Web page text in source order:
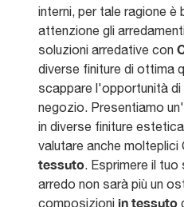
interni, per tale ragione è
attenzione gli
soluzioni arredative con
diverse finiture di ottima
scappare l'opportunità
negozio. Presentiamo
in diverse finiture
valutare anche molteplici
tessuto. Esprimere il
arredo non sarà più un
composizioni in tessuto